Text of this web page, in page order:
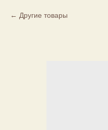
Другие товары